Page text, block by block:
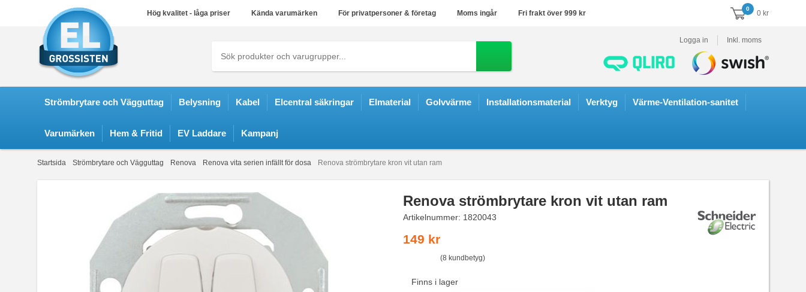
0
0 kr
Hög kvalitet - låga priser Kända varumärken För privatpersoner & företag Moms ingår Fri frakt över 999 kr
Logga in Inkl. moms
Strömbrytare och Vägguttag Belysning Kabel Elcentral säkringar Elmaterial Golvvärme Installationsmaterial Verktyg Värme-Ventilation-sanitet
Varumärken Hem & Fritid EV Laddare Kampanj
Startsida Strömbrytare och Vägguttag Renova Renova vita serien infällt för dosa Renova strömbrytare kron vit utan ram
Renova strömbrytare kron vit utan ram
Artikelnummer: 1820043
149 kr
(8 kundbetyg)
Finns i lager